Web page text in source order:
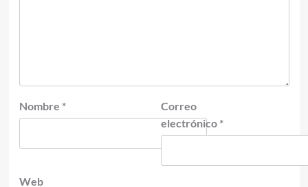
Nombre *
Correo
electrónico *
Web